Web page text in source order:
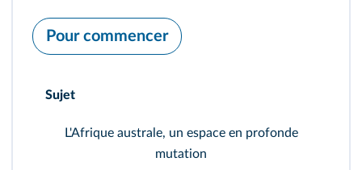
Pour commencer
Sujet
L'Afrique australe, un espace en profonde
mutation